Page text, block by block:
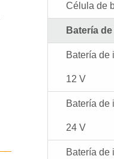
Célula de
Batería
Batería de
12 V
Batería de
24 V
Batería de